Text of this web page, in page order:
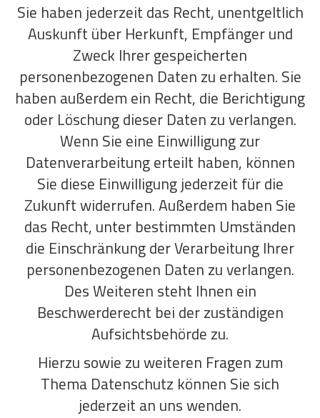
Sie haben jederzeit das Recht, unentgeltlich
Auskunft über Herkunft, Empfänger und
Zweck Ihrer gespeicherten
personenbezogenen Daten zu erhalten. Sie
haben außerdem ein Recht, die Berichtigung
oder Löschung dieser Daten zu verlangen.
Wenn Sie eine Einwilligung zur
Datenverarbeitung erteilt haben, können
Sie diese Einwilligung jederzeit für die
Zukunft widerrufen. Außerdem haben Sie
das Recht, unter bestimmten Umständen
die Einschränkung der Verarbeitung Ihrer
personenbezogenen Daten zu verlangen.
Des Weiteren steht Ihnen ein
Beschwerderecht bei der zuständigen
Aufsichtsbehörde zu.
Hierzu sowie zu weiteren Fragen zum
Thema Datenschutz können Sie sich
jederzeit an uns wenden.